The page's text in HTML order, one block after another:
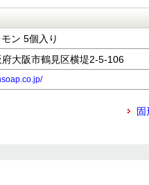
ン 5個入り
大阪市鶴見区横堤2-5-106
固